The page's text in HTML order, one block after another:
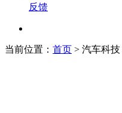
反馈
当前位置： 首页 > 汽车科技